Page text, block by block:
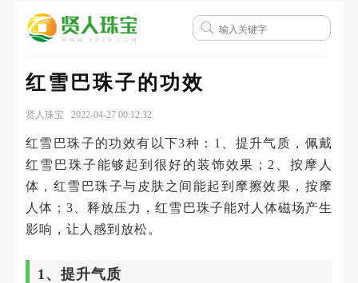
红雪巴珠子的功效
贤人珠宝 2022-04-27 00:12:32
红雪巴珠子的功效有以下3种：1、提升气质，佩戴
红雪巴珠子能够起到很好的装饰效果；2、按摩人
体，红雪巴珠子与皮肤之间能起到摩擦效果，按摩
人体；3、释放压力，红雪巴珠子能对人体磁场产生
影响，让人感到放松。
1、提升气质